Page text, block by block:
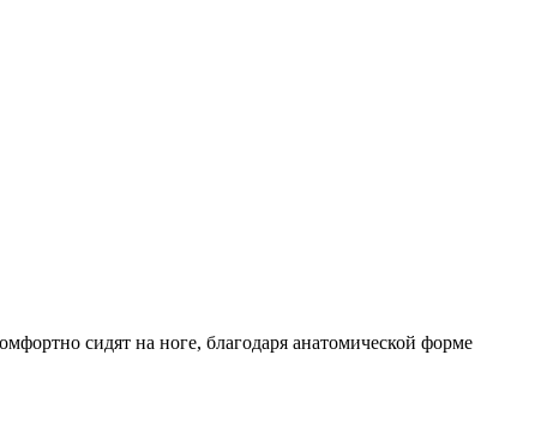
сидят на ноге, благодаря анатомической форме